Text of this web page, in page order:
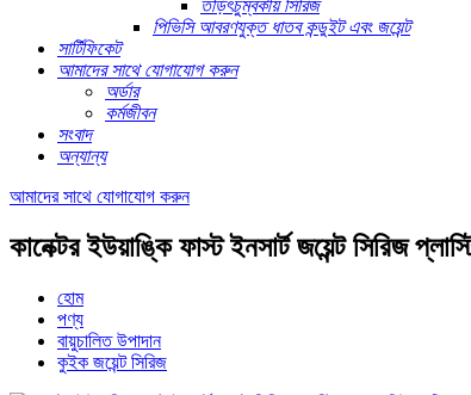
তড়িৎচুম্বকীয় সিরিজ
পিভিসি আবরণযুক্ত ধাতব কন্ডুইট এবং জয়েন্ট
সার্টিফিকেট
আমাদের সাথে যোগাযোগ করুন
অর্ডার
কর্মজীবন
সংবাদ
অন্যান্য
আমাদের সাথে যোগাযোগ করুন
কানেক্টর ইউয়াঙ্কি ফাস্ট ইনসার্ট জয়েন্ট সিরিজ
হোম
পণ্য
বায়ুচালিত উপাদান
কুইক জয়েন্ট সিরিজ